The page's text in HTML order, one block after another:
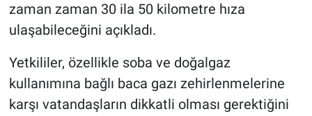
zaman zaman 30 ila 50 kilometre hıza
ulaşabileceğini açıkladı.
Yetkililer, özellikle soba ve doğalgaz
kullanımına bağlı baca gazı zehirlenmelerine
karşı vatandaşların dikkatli olması gerektiğini